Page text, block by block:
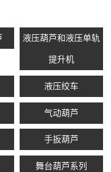
液压葫芦和液压单轨
提升机
液压绞车
气动葫芦
手扳葫芦
舞台葫芦系列